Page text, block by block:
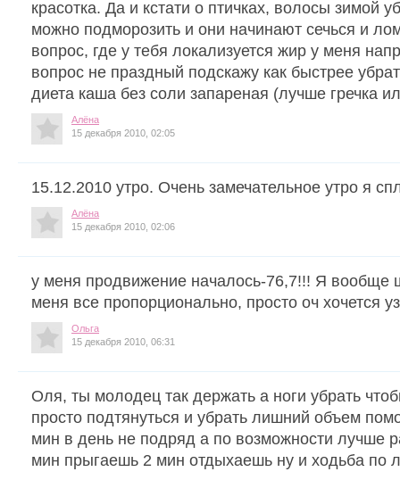
красотка. Да и кстати о птичках, волосы зимой
можно подморозить и они начинают сечься и
вопрос, где у тебя локализуется жир у меня
вопрос не праздный подскажу как быстрее
диета каша без соли запареная (лучше гречка
Алёна
15 декабря 2010, 02:05
15.12.2010 утро. Очень замечательное утро я
Алёна
15 декабря 2010, 02:06
у меня продвижение началось-76,7!!! Я вообще
меня все пропорционально, просто оч хочется
Ольга
15 декабря 2010, 06:31
Оля, ты молодец так держать а ноги убрать
просто подтянуться и убрать лишний объем
мин в день не подряд а по возможности лучше
мин прыгаешь 2 мин отдыхаешь ну и ходьба по